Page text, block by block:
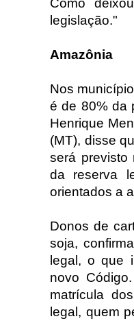
Como
legislação."
Amazônia
Nos
é de 80% da
Henrique
(MT), disse
será previsto
da reserva
orientados a
Donos de
soja,
legal, o que
novo
matrícula
legal, quem